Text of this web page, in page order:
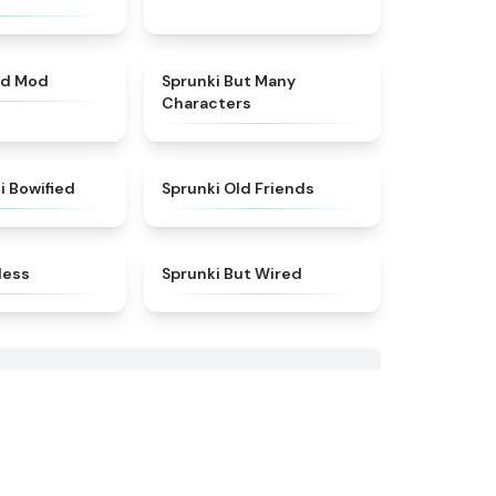
Mod
Sprunki But Many
Characters
Bowified Sprunki Old Friends
Sprunki But Wired